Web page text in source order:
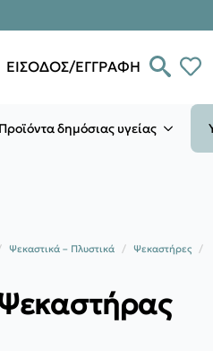
ΕΙΣΟΔΟΣ/ΕΓΓΡΑΦΗ
Προϊόντα δημόσιας υγείας
Ψεκαστικά – Πλυστικά
Ψεκαστήρες